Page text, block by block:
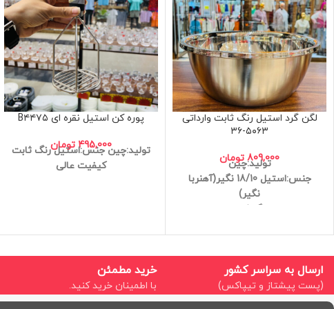
لگن گرد استیل رنگ ثابت وارداتی
۵۰۶۳-۳۶
809,000 تومان
تولید:چین
جنس:استیل 18/10 نگیر(آهنربا
نگیر)
رنگ ثابت
کیفیت عالی
سایز:36cm
پوره کن استیل نقره ای B۴۴۷۵
495,000 تومان تولید:چین جنس:استیل رنگ ثابت
کیفیت عالی
ارسال به سراسر کشور
(پست پیشتاز و تیپاکس)
خرید مطمئن
با اطمینان خرید کنید.